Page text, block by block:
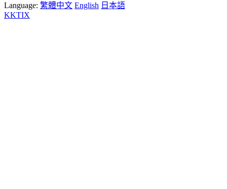
Language: 繁體中文 English 日本語
KKTIX